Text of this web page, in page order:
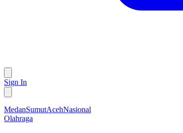
Sign In
MedanSumutAcehNasional
Olahraga